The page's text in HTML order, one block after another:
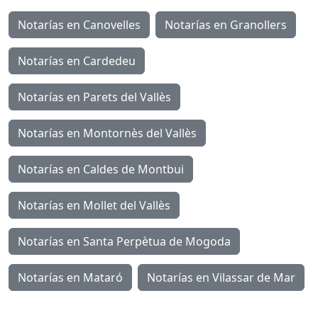
Notarías en Canovelles Notarías en Granollers
Notarías en Cardedeu
Notarías en Parets del Vallès
Notarías en Montornès del Vallès
Notarías en Caldes de Montbui
Notarías en Mollet del Vallès
Notarías en Santa Perpètua de Mogoda
Notarías en Mataró Notarías en Vilassar de Mar